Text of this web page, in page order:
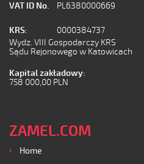
VAT ID No.
PL6380000669
KRS:
0000384737
Wydz. VIII Gospodarczy KRS
Sądu Rejonowego w Katowicach
Kapital zakładowy:
758 000,00 PLN
ZAMEL.COM
Home